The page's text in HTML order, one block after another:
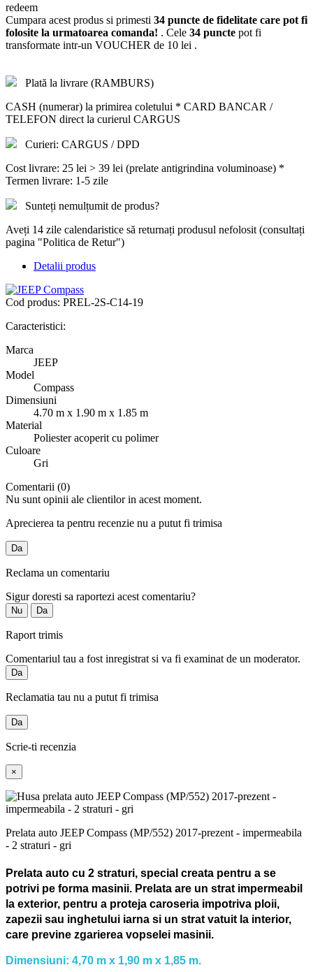
redeem
Cumpara acest produs si primesti 34 puncte de fidelitate care pot fi
folosite la urmatoarea comanda! . Cele 34 puncte pot fi
transformate intr-un VOUCHER de 10 lei .
Plată la livrare (RAMBURS)
CASH (numerar) la primirea coletului * CARD BANCAR /
TELEFON direct la curierul CARGUS
Curieri: CARGUS / DPD
Cost livrare: 25 lei > 39 lei (prelate antigrindina voluminoase) *
Termen livrare: 1-5 zile
Sunteți nemulțumit de produs?
Aveți 14 zile calendaristice să returnați produsul nefolosit (consultați
pagina "Politica de Retur")
Detalii produs
Cod produs: PREL-2S-C14-19
Caracteristici:
Marca
JEEP
Model
Compass
Dimensiuni
4.70 m x 1.90 m x 1.85 m
Material
Poliester acoperit cu polimer
Culoare
Gri
Comentarii (0)
Nu sunt opinii ale clientilor in acest moment.
Aprecierea ta pentru recenzie nu a putut fi trimisa
Da
Reclama un comentariu
Sigur doresti sa raportezi acest comentariu?
Nu Da
Raport trimis
Comentariul tau a fost inregistrat si va fi examinat de un moderator.
Da
Reclamatia tau nu a putut fi trimisa
Da
Scrie-ti recenzia
×
Prelata auto JEEP Compass (MP/552) 2017-prezent - impermeabila
- 2 straturi - gri
Prelata auto cu 2 straturi, special creata pentru a se
potrivi pe forma masinii. Prelata are un strat impermeabil
la exterior, pentru a proteja caroseria impotriva ploii,
zapezii sau inghetului iarna si un strat vatuit la interior,
care previne zgarierea vopselei masinii.
Dimensiuni: 4,70 m x 1,90 m x 1,85 m.